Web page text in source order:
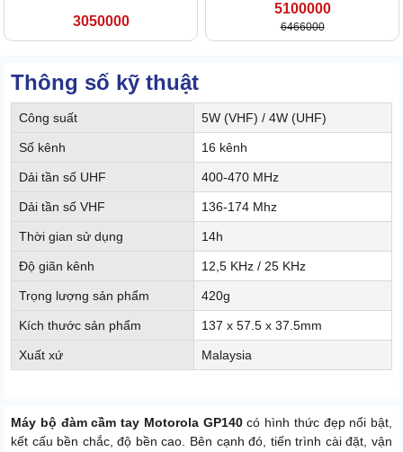
3050000
5100000
6466000
Thông số kỹ thuật
Công suất 5W (VHF) / 4W (UHF)
Số kênh 16 kênh
Dải tần số UHF 400-470 MHz
Dải tần số VHF 136-174 Mhz
Thời gian sử dụng 14h
Độ giãn kênh 12,5 KHz / 25 KHz
Trọng lượng sản phẩm 420g
Kích thước sản phẩm 137 x 57.5 x 37.5mm
Xuất xứ Malaysia
Máy bộ đàm cầm tay Motorola GP140có hình thức đẹp nổi bật,
kết cấu bền chắc, độ bền cao. Bên cạnh đó, tiến trình cài đặt, vận